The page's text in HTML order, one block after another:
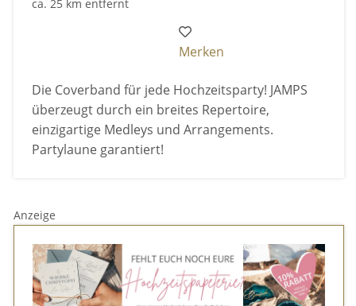
ca. 25 km entfernt
Merken
Die Coverband für jede Hochzeitsparty! JAMPS
überzeugt durch ein breites Repertoire,
einzigartige Medleys und Arrangements.
Partylaune garantiert!
Anzeige